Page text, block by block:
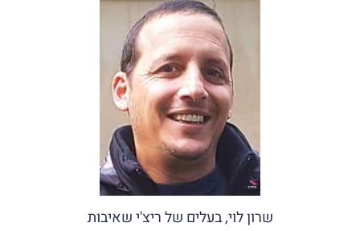
שרון לוי, בעלים של ריצ'י שאיבות